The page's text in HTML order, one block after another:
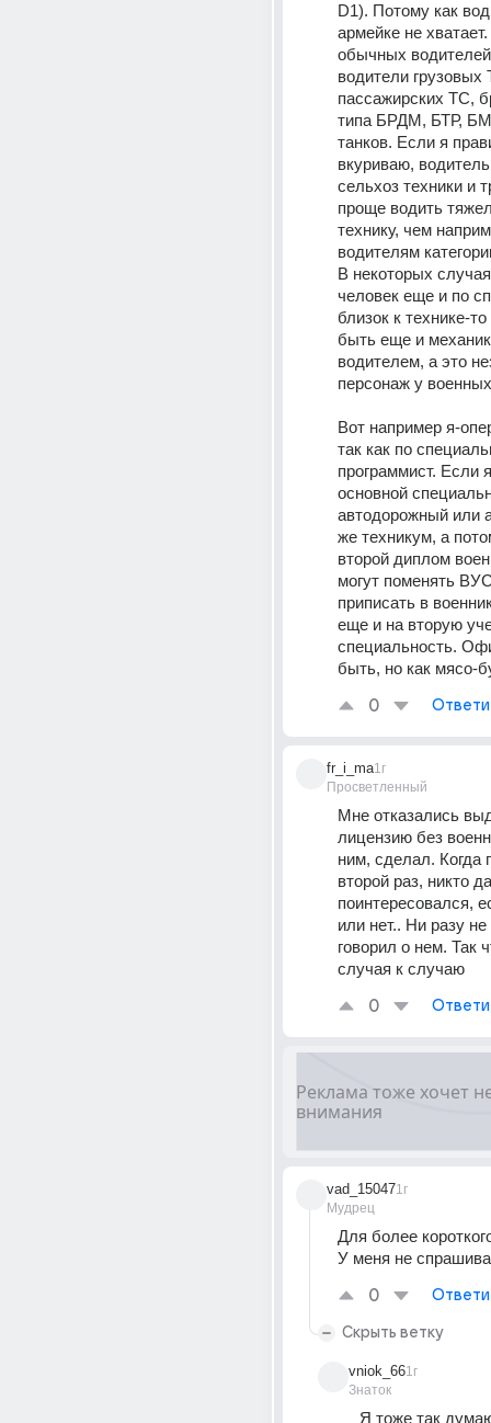
D1). Потому как
армейке не
обычных
водители грузовых
пассажирских ТС,
типа БРДМ, БТР,
танков. Если я
вкуриваю,
сельхоз техники и
проще водить
технику, чем
водителям
В некоторых
человек еще и по
близок к технике-
быть еще и
водителем, а это
персонаж у
Вот например я-
так как по
программист. Если
основной
автодорожный или
же техникум, а
второй диплом
могут поменять
приписать в
еще и на вторую
специальность.
быть, но как мясо-
0
fr_i_ma
Просветленный
1г
Мне отказались
лицензию без
ним, сделал. Когда
второй раз, никто
поинтересовался,
или нет.. Ни разу
говорил о нем. Так
случая к случаю
0
vad_15047
Мудрец
1г
Для более
У меня не
0
Скрыть ветку
vniok_66
Знаток
1г
Я тоже так